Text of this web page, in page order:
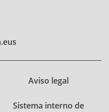
Aviso legal
Sistema interno de